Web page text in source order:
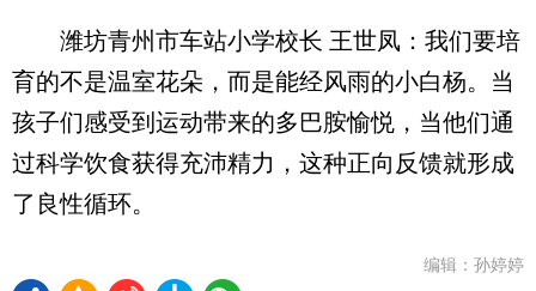
潍坊青州市车站小学校长 王世凤：我们要培
育的不是温室花朵，而是能经风雨的小白杨。当
孩子们感受到运动带来的多巴胺愉悦，当他们通
过科学饮食获得充沛精力，这种正向反馈就形成
了良性循环。
编辑：孙婷婷